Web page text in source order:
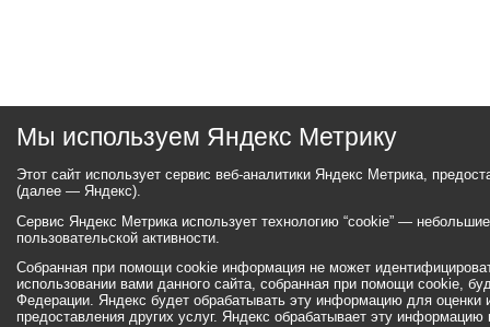
Мы используем Яндекс Метрику
Этот сайт использует сервис веб-аналитики Яндекс Метрика,
(далее — Яндекс).
Сервис Яндекс Метрика использует технологию “cookie” —
пользовательской активности.
Собранная при помощи cookie информация не может
использовании вами данного сайта, собранная при помощи cookie,
Федерации. Яндекс будет обрабатывать эту информацию для оценки
предоставления других услуг. Яндекс обрабатывает эту